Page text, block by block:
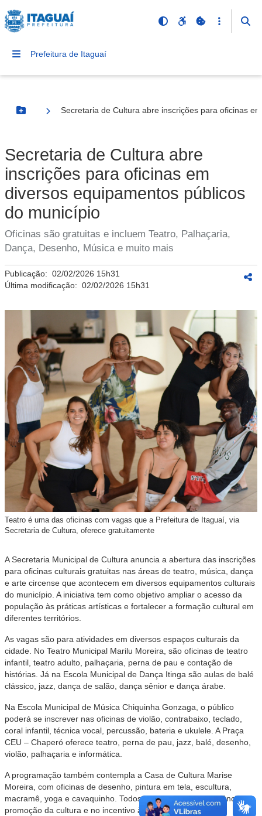
Prefeitura de Itaguaí
Botão Menu
Secretaria de Cultura abre inscrições para oficinas
Secretaria de Cultura abre
inscrições para oficinas em
diversos equipamentos públicos
do município
Oficinas são gratuitas e incluem Teatro, Palhaçaria,
Dança, Desenho, Música e muito mais
Publicação: 02/02/2026 15h31
Última modificação: 02/02/2026 15h31
Teatro é uma das oficinas com vagas que a Prefeitura de Itaguaí, via
Secretaria de Cultura, oferece gratuitamente
A Secretaria Municipal de Cultura anuncia a abertura das inscrições
para oficinas culturais gratuitas nas áreas de teatro, música, dança
e arte circense que acontecem em diversos equipamentos culturais
do município. A iniciativa tem como objetivo ampliar o acesso da
população às práticas artísticas e fortalecer a formação cultural em
diferentes territórios.
As vagas são para atividades em diversos espaços culturais da
cidade. No Teatro Municipal Marilu Moreira, são oficinas de teatro
infantil, teatro adulto, palhaçaria, perna de pau e contação de
histórias. Já na Escola Municipal de Dança Itinga são aulas de balé
clássico, jazz, dança de salão, dança sênior e dança árabe.
Na Escola Municipal de Música Chiquinha Gonzaga, o público
poderá se inscrever nas oficinas de violão, contrabaixo, teclado,
coral infantil, técnica vocal, percussão, bateria e ukulele. A Praça
CEU – Chaperó oferece teatro, perna de pau, jazz, balé, desenho,
violão, palhaçaria e informática.
A programação também contempla a Casa de Cultura Marise
Moreira, com oficinas de desenho, pintura em tela, escultura,
macramê, yoga e cavaquinho. Todos os espaços são referência na
promoção da cultura e no incentivo à arte local.